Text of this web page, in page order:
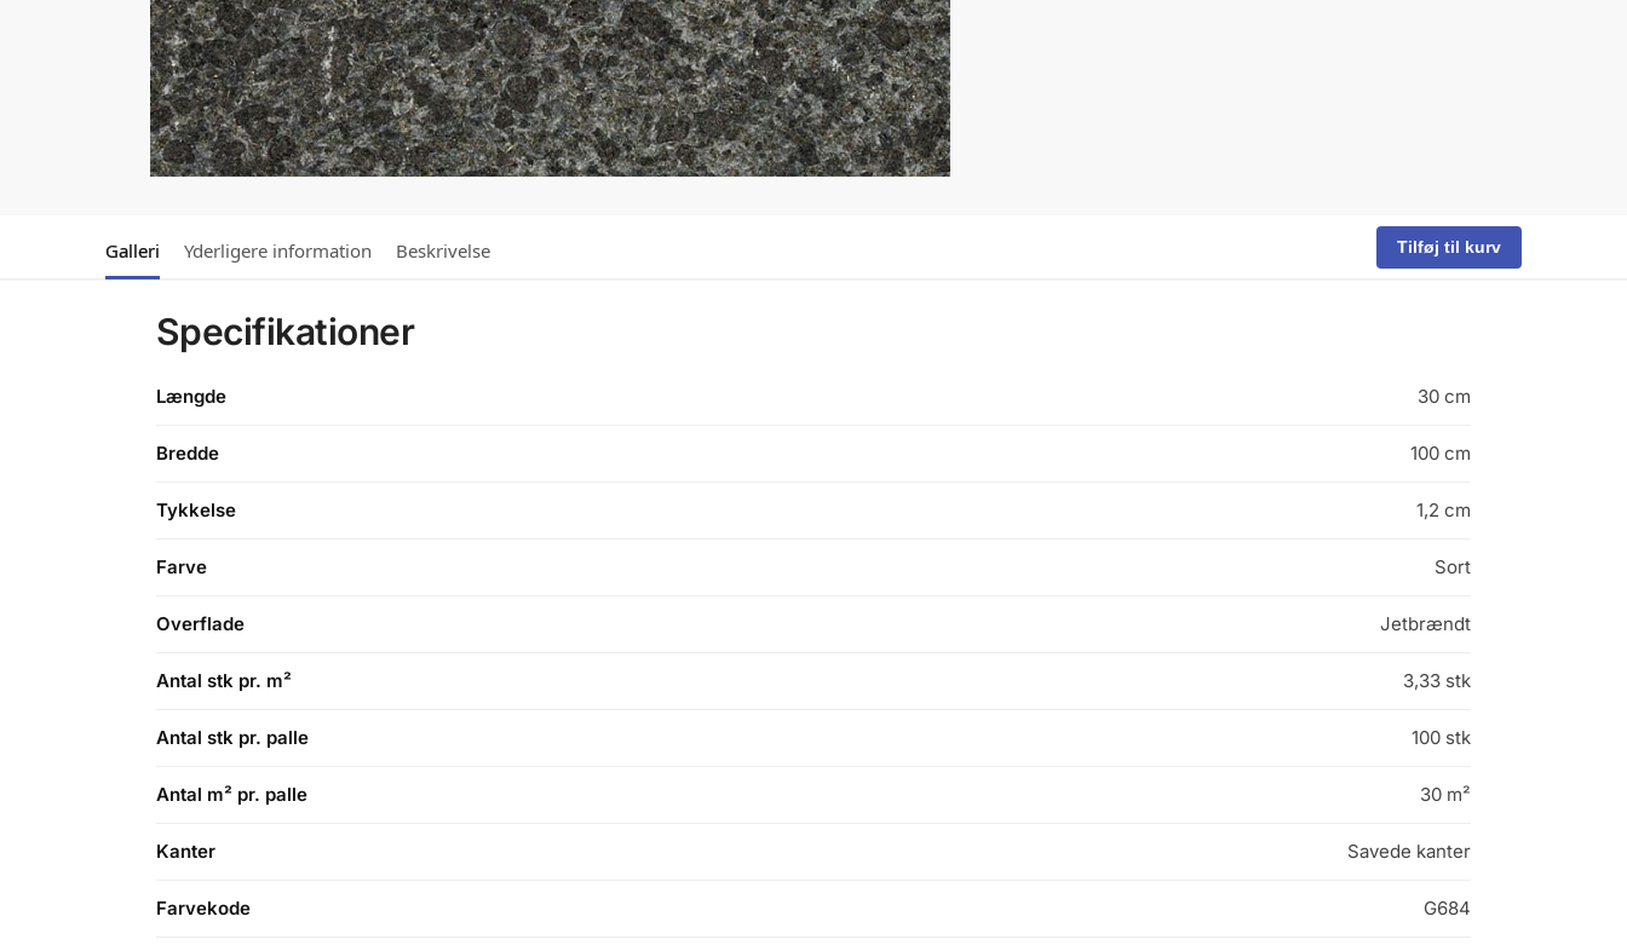
Galleri Yderligere information Beskrivelse Tilføj til kurv
Specifikationer
Længde 30 cm
Bredde 100 cm
Tykkelse 1,2 cm
Farve Sort
Overflade Jetbrændt
Antal stk pr. m² 3,33 stk
Antal stk pr. palle 100 stk
Antal m² pr. palle 30 m²
Kanter Savede kanter
Farvekode G684